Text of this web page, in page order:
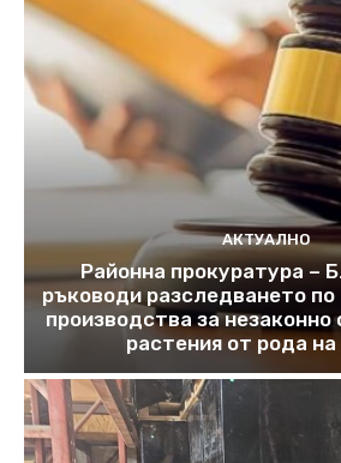
АКТУАЛНО
Районна прокуратура –
ръководи разследването
производства за
растения от рода на